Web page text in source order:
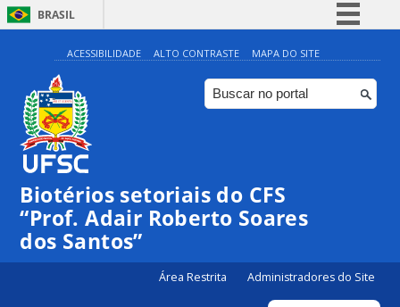
BRASIL
Simplifique!
Comunica BR
Participe
Canais
ACESSIBILIDADE ALTO CONTRASTE MAPA DO SITE
Biotérios setoriais do CFS
“Prof. Adair Roberto Soares
dos Santos”
Área Restrita Administradores do Site